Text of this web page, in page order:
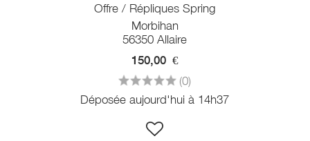
Offre / Répliques Spring
Morbihan
56350 Allaire
150,00 €
(0)
Déposée aujourd'hui à 14h37